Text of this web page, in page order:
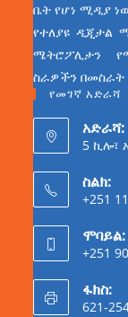
ቤት የሆነ ሚዲያ
የተለያዩ ዲጂታል
ሜትሮፖሊታን
ስራዎችን በመስራት
የመገኛ አድራሻ
አድራሻ:
5 ኪሎ፣
ስልክ:
+251
ሞባይል:
+251
ፋክስ:
621-